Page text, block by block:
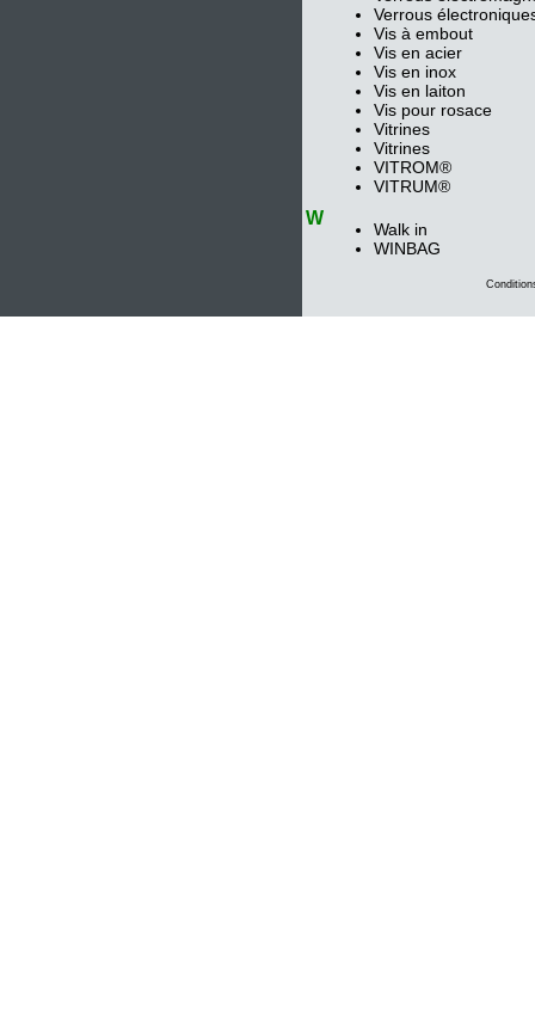
Verrous
Vis à embout
Vis en acier
Vis en inox
Vis en laiton
Vis pour rosace
Vitrines
Vitrines
VITROM®
VITRUM®
W
Walk in
WINBAG